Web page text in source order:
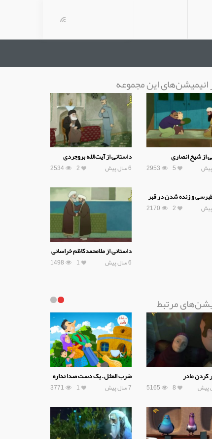
انیمیشن‌های این مجموعه
از شیخ انصاری
2953 5
داستانی از آیت‌الله بروجردی
6 سال پیش 2534 2
و زنده شدن در قبر
2170 2
داستانی از ملامحمدکاظم خراسانی
6 سال پیش 1498 1
مرتبط
کردن مادر
5165 8
ضرب المثل – یک دست صدا نداره
7 سال پیش 3771 1